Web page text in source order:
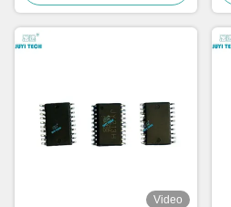
ad alta tensione, TSSOP-20
Video